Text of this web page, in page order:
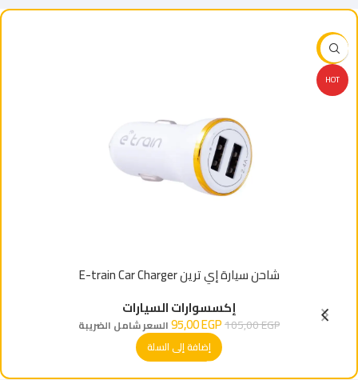
-10%
HOT
شاحن سيارة إي ترين E-train Car Charger
إكسسوارات السيارات
105,00EGP
95,00EGP
السعر شامل الضريبة
إضافة إلى السلة